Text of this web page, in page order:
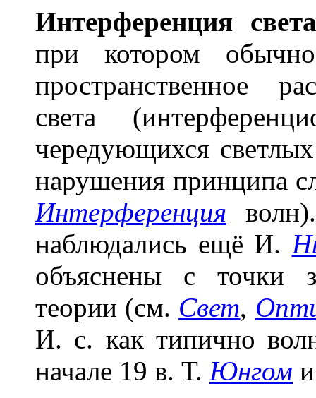
Интерференция све
при котором обычно
пространственное
света
чередующихся
нарушения принципа
Интерференция
наблюдались ещё И.
объяснены с точки
теории (см. Свет,
И. с. как типично
начале 19 в. Т. Юнгом